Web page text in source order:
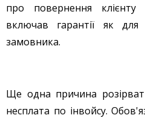
про повернення
включав гарантії як
замовника.
Ще одна причина
несплата по інвойсу.